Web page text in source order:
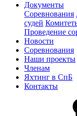
Документы
Соревнования
судей
Проведение
Новости
Соревнования
Наши проекты
Членам
Яхтинг в СпБ
Контакты